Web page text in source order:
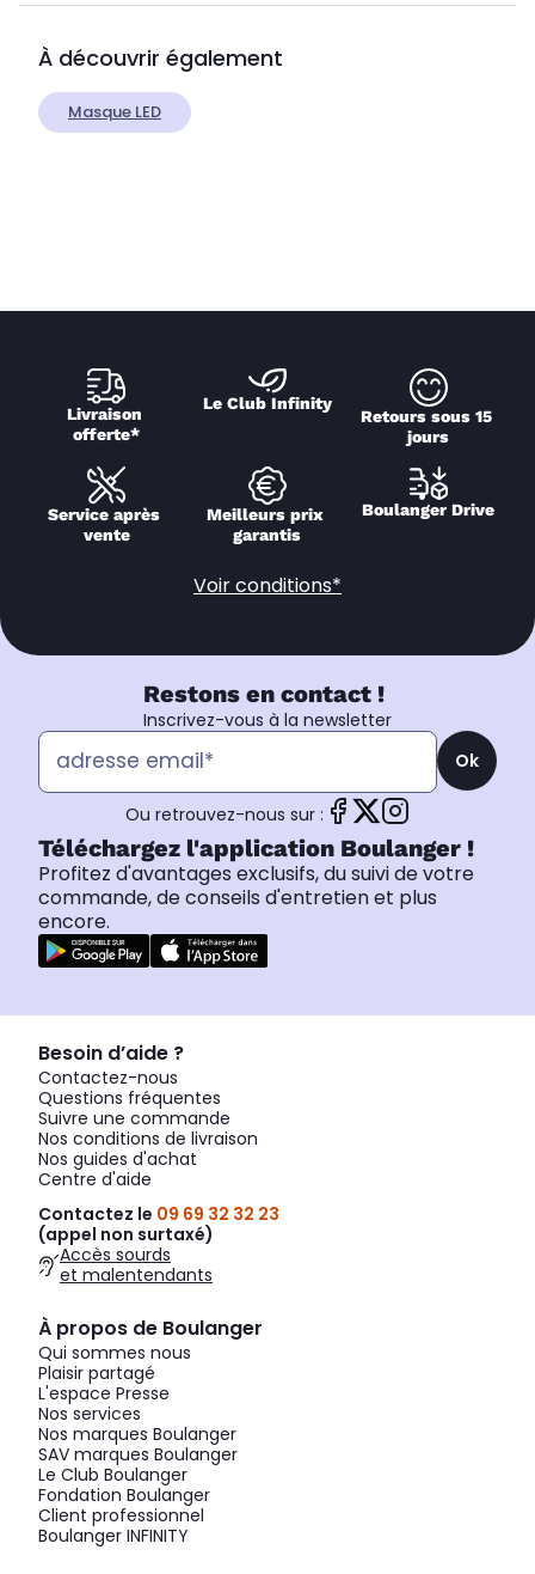
À découvrir également
Masque LED
Livraison
offerte*
Le Club Infinity
Retours sous 15
jours
Service après
vente
Meilleurs prix
garantis
Boulanger Drive
Voir conditions*
Restons en contact !
Inscrivez-vous à la newsletter
Ok
Ou retrouvez-nous sur :
Téléchargez l'application Boulanger !
Profitez d'avantages exclusifs, du suivi de votre
commande, de conseils d'entretien et plus
encore.
Besoin d’aide ?
Contactez-nous
Questions fréquentes
Suivre une commande
Nos conditions de livraison
Nos guides d'achat
Centre d'aide
Contactez le 09 69 32 32 23
(appel non surtaxé)
Accès sourds
et malentendants
À propos de Boulanger
Qui sommes nous
Plaisir partagé
L'espace Presse
Nos services
Nos marques Boulanger
SAV marques Boulanger
Le Club Boulanger
Fondation Boulanger
Client professionnel
Boulanger INFINITY